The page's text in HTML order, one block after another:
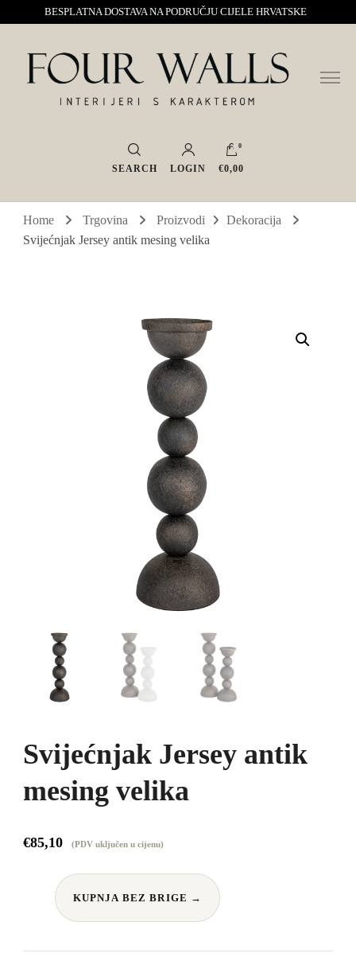
BESPLATNA DOSTAVA NA PODRUČJU CIJELE HRVATSKE
Four Walls
Sve za interijer po Vašoj mjeri. Salon namještaja, dekoracije i rasvjete.
Interijeri s karakterom
SEARCH LOGIN
0
€0,00
Home Trgovina Proizvodi
Dekoracija
Svijećnjak Jersey antik mesing velika
Svijećnjak Jersey antik
mesing velika
€85,10 (PDV uključen u cijenu)
KUPNJA BEZ BRIGE →